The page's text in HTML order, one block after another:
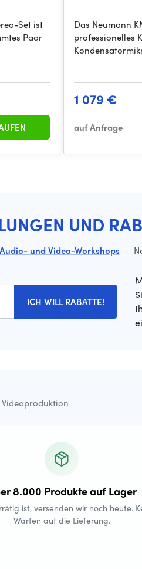
Set ist
Paar
Das Neumann
professionelles
1 079 €
auf Anfrage
UND
und Video-Workshops ·
ICH WILL RABATTE!
8.000 Produkte auf Lager
ist, versenden wir noch heute.
Warten auf die Lieferung.